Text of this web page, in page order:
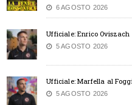
6 AGOSTO 2026
Ufficiale: Enrico Oviszach
5 AGOSTO 2026
Ufficiale: Marfella al
5 AGOSTO 2026